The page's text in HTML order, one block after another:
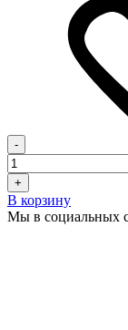
-
+
В корзину
Мы в социальных